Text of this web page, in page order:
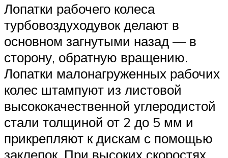
Лопатки рабочего колеса
турбовоздуходувок делают в
основном загнутыми назад — в
сторону, обратную вращению.
Лопатки малонагруженных рабочих
колес штампуют из листовой
высококачественной углеродистой
стали толщиной от 2 до 5 мм и
прикрепляют к дискам с помощью
заклепок. При высоких скоростях